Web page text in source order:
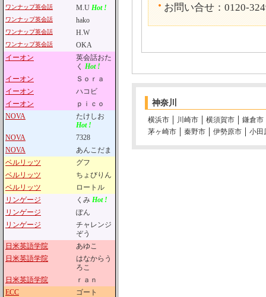
ワンナップ英会話 M.U Hot !
ワンナップ英会話 hako
ワンナップ英会話 H.W
ワンナップ英会話
OKA
イーオン
英会話おた
く Hot !
イーオン
Ｓｏｒａ
イーオン
ハコビ
イーオン
ｐｉｃｏ
NOVA
たけしお
Hot !
NOVA
7328
NOVA
あんこだま
ベルリッツ
グフ
ベルリッツ
ちょびりん
ベルリッツ
ロートル
リンゲージ
くみ Hot !
リンゲージ
ぽん
リンゲージ
チャレンジ
ぞう
日米英語学院
あゆこ
日米英語学院
はなからう
ろこ
日米英語学院
ｒａｎ
ECC
ゴート
お問い合せ：0120-
神奈川
横浜市 川崎市 横須賀市
鎌倉市
茅ヶ崎市
秦野市 伊勢原市 小田